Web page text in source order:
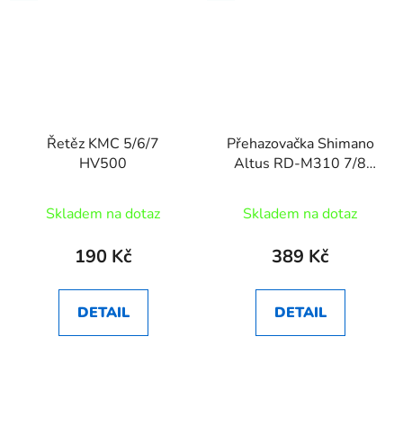
Řetěz KMC 5/6/7
HV500
Skladem na dotaz
190 Kč
DETAIL
Přehazovačka Shimano
Altus RD-M310 7/8
Skladem na dotaz
389 Kč
DETAIL